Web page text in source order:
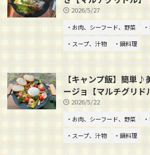
2026/5/27
・お肉、シーフード、野菜
・スープ、汁物
・鍋料理
【キャンプ飯】簡単♪
ージョ【マルチグリド
2026/5/22
・お肉、シーフード、野菜
・スープ、汁物
・鍋料理